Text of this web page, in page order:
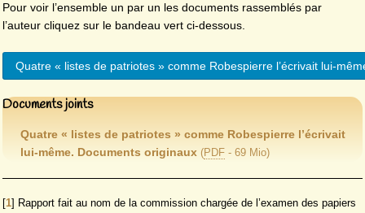
Pour voir l’ensemble un par un les documents rassemblés par
l’auteur cliquez sur le bandeau vert ci-dessous.
Quatre « listes de patriotes » comme Robespierre l’écrivait lui-
Documents joints
Quatre « listes de patriotes » comme Robespierre l’écrivait
lui-même. Documents originaux (PDF- 69 Mio)
[1] Rapport fait au nom de la commission chargée de l’examen des papiers